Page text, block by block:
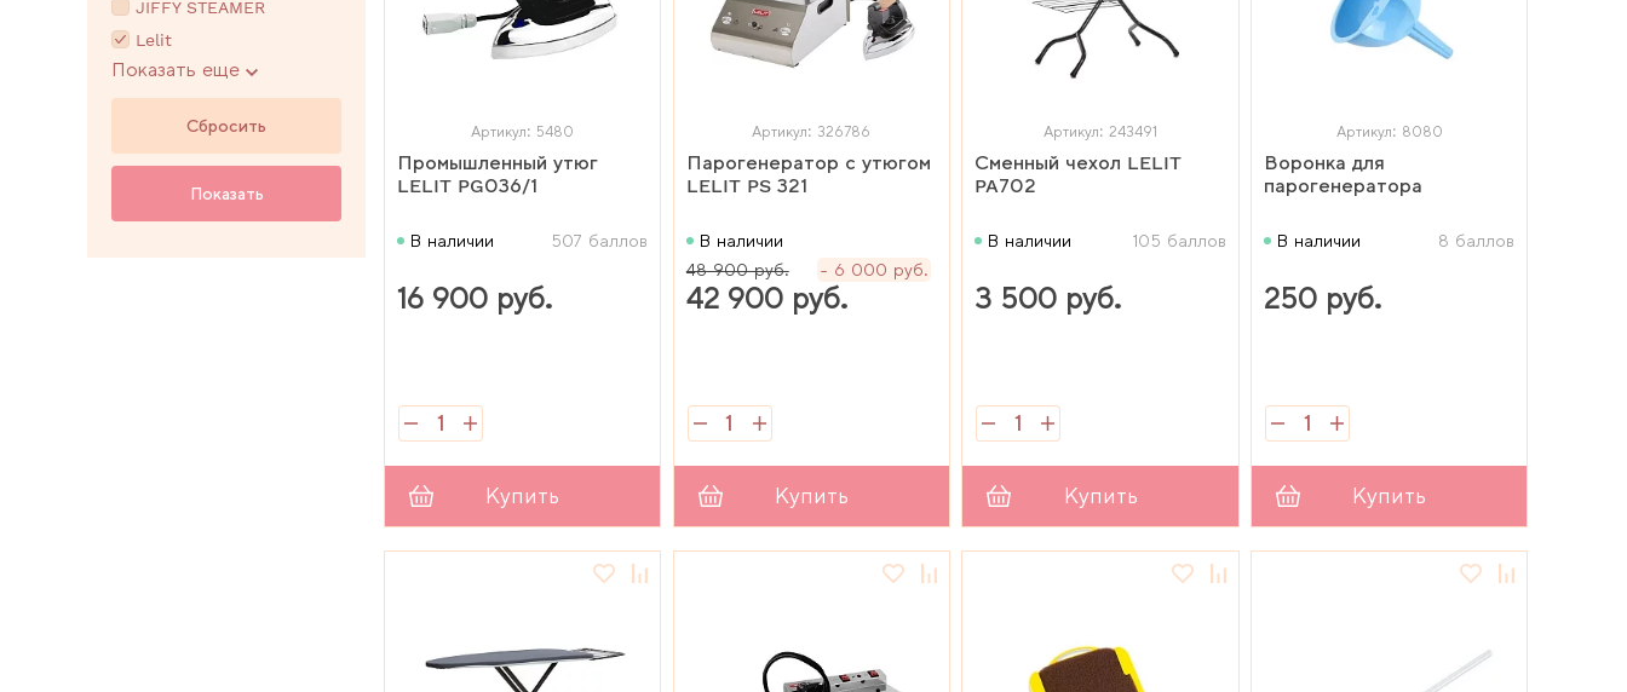
JIFFY STEAMER
Lelit
MAC5
Показать еще
Сбросить
Показать
Артикул: 5480
Промышленный утюг
LELIT PG036/1
В наличии 507 баллов
16 900 руб.
Купить
Артикул: 326786
Парогенератор с утюгом
LELIT PS 321
В наличии
48 900 руб.
6 000 руб.
42 900 руб.
Купить
Артикул: 243491
Сменный чехол LELIT
PA702
В наличии 105 баллов
3 500 руб.
Купить
Артикул: 8080
Воронка для
парогенератора
В наличии 8 баллов
250 руб.
Купить